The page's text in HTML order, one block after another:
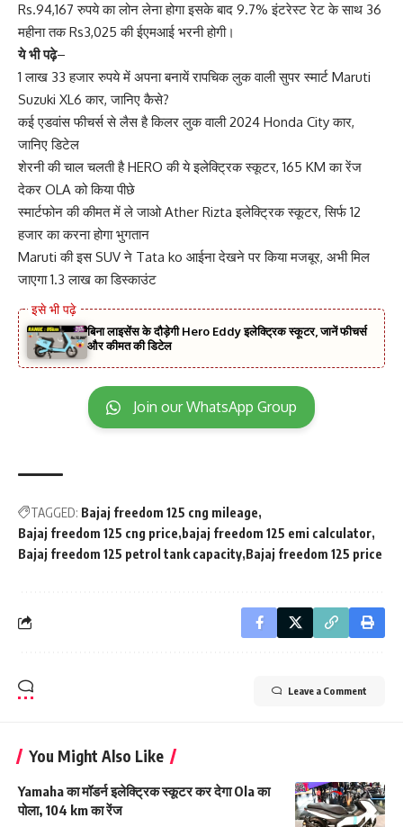
Rs.94,167 रुपये का लोन लेना होगा इसके बाद 9.7% इंटरेस्ट रेट के साथ 36
महीना तक Rs3,025 की ईएमआई भरनी होगी।
ये भी पढ़े–
1 लाख 33 हजार रुपये में अपना बनायें रापचिक लुक वाली सुपर स्मार्ट Maruti
Suzuki XL6 कार, जानिए कैसे?
कई एडवांस फीचर्स से लैस है किलर लुक वाली 2024 Honda City कार,
जानिए डिटेल
शेरनी की चाल चलती है HERO की ये इलेक्ट्रिक स्कूटर, 165 KM का रेंज
देकर OLA को किया पीछे
स्मार्टफोन की कीमत में ले जाओ Ather Rizta इलेक्ट्रिक स्कूटर, सिर्फ 12
हजार का करना होगा भुगतान
Maruti की इस SUV ने Tata ko आईना देखने पर किया मजबूर, अभी मिल
जाएगा 1.3 लाख का डिस्काउंट
बिना लाइसेंस के दौड़ेगी Hero Eddy इलेक्ट्रिक स्कूटर, जानें फीचर्स
और कीमत की डिटेल
Join our WhatsApp Group
TAGGED: Bajaj freedom 125 cng mileage
Bajaj freedom 125 cng price bajaj freedom 125 emi calculator
Bajaj freedom 125 petrol tank capacity Bajaj freedom 125 price
Leave a Comment
You Might Also Like
Yamaha का मॉडर्न इलेक्ट्रिक स्कूटर कर देगा Ola का
पोला, 104 km का रेंज